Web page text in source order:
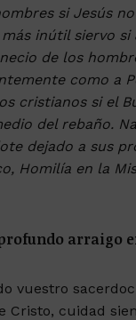
si Jesús
inútil siervo
de los
como a
cristianos si el
del rebaño.
dejado a sus
Homilía en la
arraigo
vuestro
Cristo, cuidad